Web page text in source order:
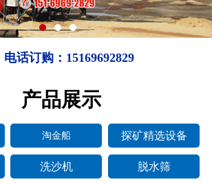
电话订购：15169692829
产品展示
淘金船 探矿精选设备
洗沙机 脱水筛